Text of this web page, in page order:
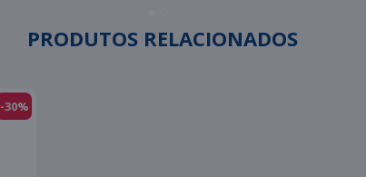
PRODUTOS RELACIONADOS
-30%